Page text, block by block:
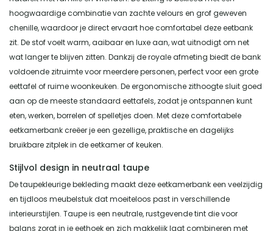
hoogwaardige combinatie van zachte velours en grof geweven
chenille, waardoor je direct ervaart hoe comfortabel deze eetbank
zit. De stof voelt warm, aaibaar en luxe aan, wat uitnodigt om net
wat langer te blijven zitten. Dankzij de royale afmeting biedt de bank
voldoende zitruimte voor meerdere personen, perfect voor een grote
eettafel of ruime woonkeuken. De ergonomische zithoogte sluit goed
aan op de meeste standaard eettafels, zodat je ontspannen kunt
eten, werken, borrelen of spelletjes doen. Met deze comfortabele
eetkamerbank creëer je een gezellige, praktische en dagelijks
bruikbare zitplek in de eetkamer of keuken.
Stijlvol design in neutraal taupe
De taupekleurige bekleding maakt deze eetkamerbank een veelzijdig
en tijdloos meubelstuk dat moeiteloos past in verschillende
interieurstijlen. Taupe is een neutrale, rustgevende tint die voor
balans zorgt in je eethoek en zich makkelijk laat combineren met